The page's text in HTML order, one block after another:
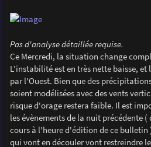
Pas d'analyse détaillée requise.
Ce Mercredi, la situation change
L'instabilité est en très nette baisse, et
par l'Ouest. Bien que des
soient modélisées avec des vents
risque d'orage restera faible. Il est
les évènements de la nuit précédente
cours à l'heure d'édition de ce bulletin
qui vont en découler vont restreindre